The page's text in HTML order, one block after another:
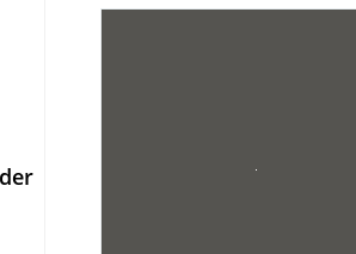
Schreibtisch in